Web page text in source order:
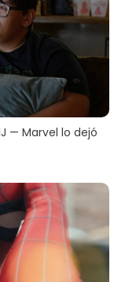
— Marvel lo dejó